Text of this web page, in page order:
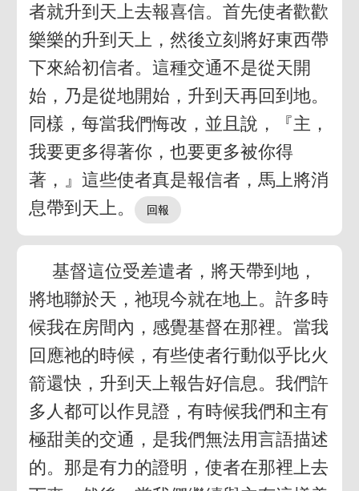
者就升到天上去報喜信。首先使者歡歡
樂樂的升到天上，然後立刻將好東西帶
下來給初信者。這種交通不是從天開
始，乃是從地開始，升到天再回到地。
同樣，每當我們悔改，並且說，『主，
我要更多得著你，也要更多被你得
著，』這些使者真是報信者，馬上將消
息帶到天上。
基督這位受差遣者，將天帶到地，
將地聯於天，祂現今就在地上。許多時
候我在房間內，感覺基督在那裡。當我
回應祂的時候，有些使者行動似乎比火
箭還快，升到天上報告好信息。我們許
多人都可以作見證，有時候我們和主有
極甜美的交通，是我們無法用言語描述
的。那是有力的證明，使者在那裡上去